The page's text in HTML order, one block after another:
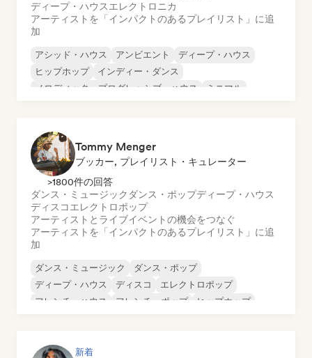
ディープ・ハウスエレクトロニカ
アーティストを「インパクトのあるプレイリスト」に追
加
アシッド・ハウス アンビエント
ディープ・ハウス
ヒップホップ
インディー・ダンス
メロディック・プログレッシブ・ハウス
ミニマル
Tommy Menger
ブッカー, プレイリスト・キュレーター
>1800件の回答
ダンス・ミュージック ダンス・ポップディープ・ハウス
ディスコエレクトロポップ
アーティストとライブイベントの機会をつなぐ
アーティストを「インパクトのあるプレイリスト」に追
加
ダンス・ミュージック
ダンス・ポップ
ディープ・ハウス
ディスコ
エレクトロポップ
フレンチ・ハウス
フレンチ・ポップ ヒップホップ
新着